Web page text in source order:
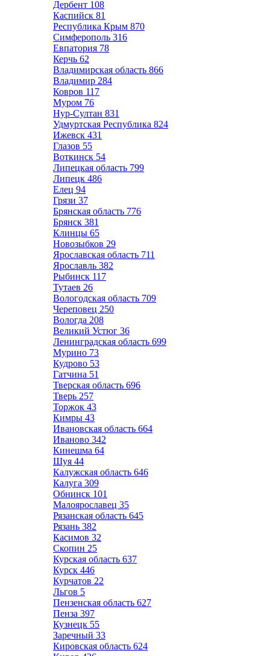
Дербент 108
Каспийск 81
Республика Крым 870
Симферополь 316
Евпатория 78
Керчь 62
Владимирская область 866
Владимир 284
Ковров 117
Муром 76
Нур-Султан 831
Удмуртская Республика 824
Ижевск 431
Глазов 55
Воткинск 54
Липецкая область 799
Липецк 486
Елец 94
Грязи 37
Брянская область 776
Брянск 381
Клинцы 65
Новозыбков 29
Ярославская область 711
Ярославль 382
Рыбинск 117
Тутаев 26
Вологодская область 709
Череповец 250
Вологда 208
Великий Устюг 36
Ленинградская область 699
Мурино 73
Кудрово 53
Гатчина 51
Тверская область 696
Тверь 257
Торжок 43
Кимры 43
Ивановская область 664
Иваново 342
Кинешма 64
Шуя 44
Калужская область 646
Калуга 309
Обнинск 101
Малоярославец 35
Рязанская область 645
Рязань 382
Касимов 32
Скопин 25
Курская область 637
Курск 446
Курчатов 22
Льгов 5
Пензенская область 627
Пенза 397
Кузнецк 55
Заречный 33
Кировская область 624